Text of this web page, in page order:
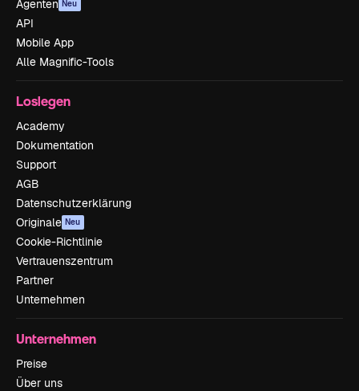
Agenten Neu
API
Mobile App
Alle Magnific-Tools
Loslegen
Academy
Dokumentation
Support
AGB
Datenschutzerklärung
Originale Neu
Cookie-Richtlinie
Vertrauenszentrum
Partner
Unternehmen
Unternehmen
Preise
Über uns